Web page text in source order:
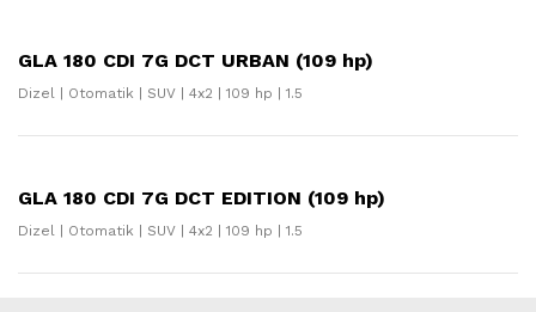
GLA 180 CDI 7G DCT URBAN (109 hp)
Dizel | Otomatik | SUV | 4x2 | 109 hp | 1.5
GLA 180 CDI 7G DCT EDITION (109 hp)
Dizel | Otomatik | SUV | 4x2 | 109 hp | 1.5